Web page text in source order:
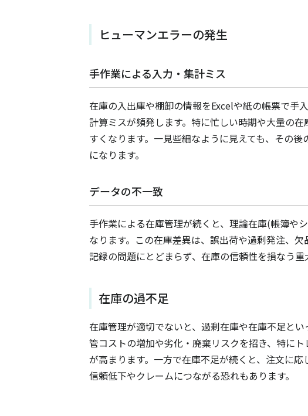
ヒューマンエラーの発生
手作業による入力・集計ミス
在庫の入出庫や棚卸の情報をExcelや紙の帳票で手
計算ミスが頻発します。特に忙しい時期や大量の
すくなります。一見些細なように見えても、その
になります。
データの不一致
手作業による在庫管理が続くと、理論在庫(帳簿や
なります。この在庫差異は、誤出荷や過剰発注、
記録の問題にとどまらず、在庫の信頼性を損なう重
在庫の過不足
在庫管理が適切でないと、過剰在庫や在庫不足と
管コストの増加や劣化・廃棄リスクを招き、特に
が高まります。一方で在庫不足が続くと、注文に
信頼低下やクレームにつながる恐れもあります。